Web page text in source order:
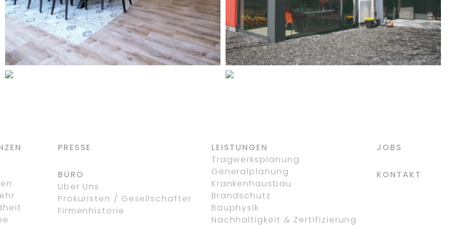
WOHN- UND
GESCHÄFTSHAUS MIT
WOHN- UND
GESCHÄFTSHAUS (8WE)
PRESSE
BÜRO
Über Uns
Prokuristen / Gesellschafter
Firmenhistorie
LEISTUNGEN
Tragwerksplanung
Generalplanung
Krankenhausbau
Brandschutz
Bauphysik
Nachhaltigkeit & Zertifizierung
JOBS
KONTAKT